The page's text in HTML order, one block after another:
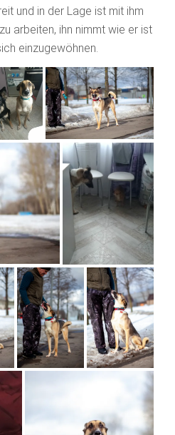
und in der Lage ist mit ihm
arbeiten, ihn nimmt wie er ist
einzugewöhnen.